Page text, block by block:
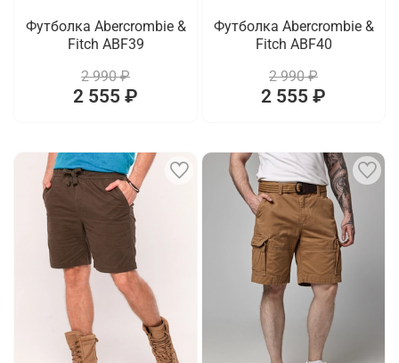
Футболка Abercrombie &
Fitch ABF39
2 990 ₽
2 555 ₽
Футболка Abercrombie &
Fitch ABF40
2 990 ₽
2 555 ₽